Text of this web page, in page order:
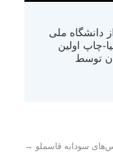
از دانشگاه ملی
در کالیفرنیا-چاپ اولین
در سال ۱۳۸۴ در ایران توسط
سودابه قاسملو →